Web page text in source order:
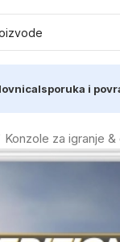
Isporuka i
Konzole za igranje